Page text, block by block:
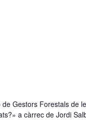
de Gestors Forestals
a càrrec de Jordi